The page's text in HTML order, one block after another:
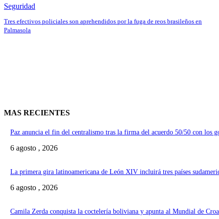
Seguridad
Tres efectivos policiales son aprehendidos por la fuga de reos brasileños en
Palmasola
MAS RECIENTES
Paz anuncia el fin del centralismo tras la firma del acuerdo 50/50 con los
6 agosto , 2026
La primera gira latinoamericana de León XIV incluirá tres países
6 agosto , 2026
Camila Zerda conquista la coctelería boliviana y apunta al Mundial de